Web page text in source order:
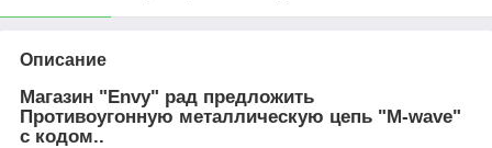
Описание
Магазин "Envy" рад предложить
Противоугонную металлическую цепь "M-wave"
с кодом..